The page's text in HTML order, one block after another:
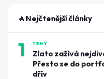
🔥 Nejčtenější články
1 TRHY
Zlato zažívá
Přesto se do
dřív